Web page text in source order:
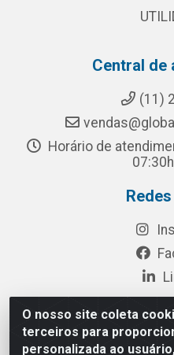
O nosso site coleta
terceiros para
personalizada ao
Central de
(11)
Horário de
Rua Chipuê, 117 - S.